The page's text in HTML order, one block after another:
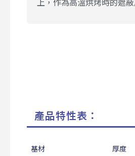
產品特性表：
基材 厚度